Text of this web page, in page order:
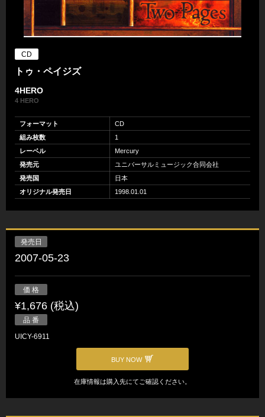
CD
トゥ・ペイジズ
4HERO
4 HERO
フォーマット
CD
組み枚数
1
レーベル
Mercury
発売元
ユニバーサルミュージック合同会社
発売国
日本
オリジナル発売日
1998.01.01
発売日
2007-05-23
価 格
¥1,676 (税込)
品 番
UICY-6911
BUY NOW
在庫情報は購入先にてご確認ください。